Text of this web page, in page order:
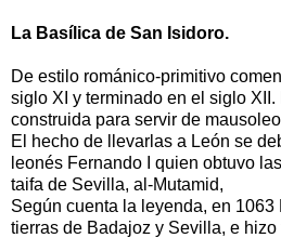
La Basílica de San Isidoro.
De estilo románico-primitivo
siglo XI y terminado en el siglo
construida para servir de
El hecho de llevarlas a León se
leonés Fernando I quien obtuvo
taifa de Sevilla, al-Mutamid,
Según cuenta la leyenda, en 1063
tierras de Badajoz y Sevilla, e